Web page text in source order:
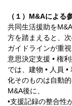
（１）M&Aによる
共同生活援助を
方を踏まえると、
ガイドラインが重
意思決定支援 • 権
では、建物 • 人員
化そのものは自動
M&A後に、
•支援記録の整合性